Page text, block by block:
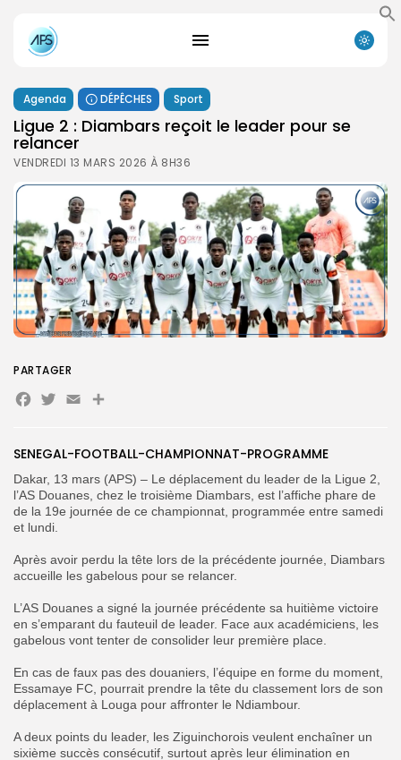
Search
for:
Search
FR
Agenda DÉPÊCHES Sport
‎Ligue 2 : Diambars reçoit le leader pour se
relancer
VENDREDI 13 MARS 2026 À 8H36
SENEGAL-FOOTBALL-CHAMPIONNAT-PROGRAMME
Dakar, 13 mars (APS) – Le déplacement du leader de la Ligue 2,
l’AS Douanes, chez le troisième Diambars, est l’affiche phare de
de la 19e journée de ce championnat, programmée entre samedi
et lundi.‎
‎‎Après avoir perdu la tête lors de la précédente journée, Diambars
accueille les gabelous pour se relancer.
‎L’AS Douanes a signé la journée précédente sa huitième victoire
en s’emparant du fauteuil de leader. Face aux académiciens, les
gabelous vont tenter de consolider leur première place.
‎En cas de faux pas des douaniers, l’équipe en forme du moment,
Essamaye FC, pourrait prendre la tête du classement lors de son
déplacement à Louga pour affronter le Ndiambour.
‎A deux points du leader, les Ziguinchorois veulent enchaîner un
sixième succès consécutif, surtout après leur élimination en
PARTAGER
Facebook
Twitter
EmailPartager